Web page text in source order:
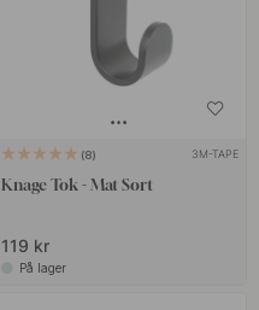
8 3M-TAPE
Knage Tok - Mat Sort
119 kr
På lager